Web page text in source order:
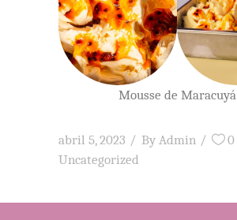
Mousse de Maracuyá
abril 5, 2023 By Admin
0
Uncategorized